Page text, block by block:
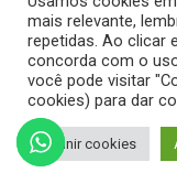
mais relevante,
repetidas. Ao clicar
concorda com o
você pode visitar
cookies) para dar
Definir cookies